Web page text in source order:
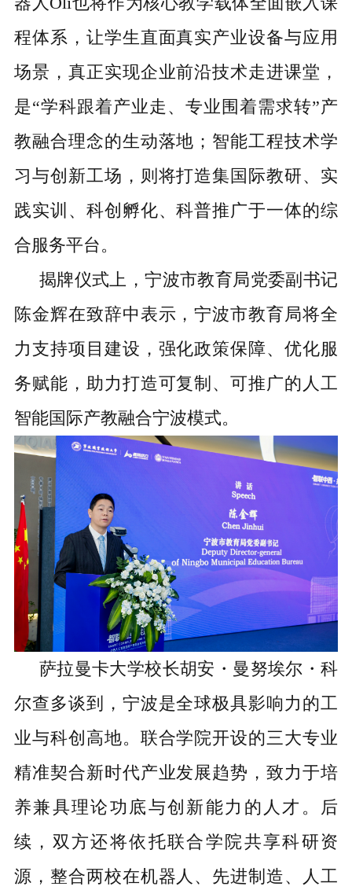
程体系，让学生直面真实产业设备与应用
场景，真正实现企业前沿技术走进课堂，
是“学科跟着产业走、专业围着需求转”产
教融合理念的生动落地；智能工程技术学
习与创新工场，则将打造集国际教研、实
践实训、科创孵化、科普推广于一体的综
合服务平台。
揭牌仪式上，宁波市教育局党委副书记
陈金辉在致辞中表示，宁波市教育局将全
力支持项目建设 ， 强化政策保障、优化服
务赋能 ， 助力打造可复制、可推广的人工
智能国际产教融合宁波模式。
萨拉曼卡大学校长胡安・曼努埃尔・科
尔查多谈到，宁波是全球极具影响力的工
业与科创高地。联合学院开设的三大专业
精准契合新时代产业发展趋势，致力于培
养兼具理论功底与创新能力的人才。
后
续 ，双方还将依托联合学院共享科研资
源，整合两校在机器人、先进制造、人工